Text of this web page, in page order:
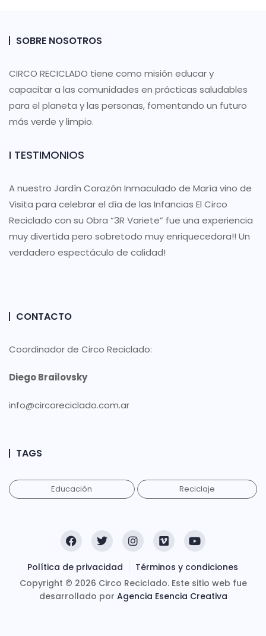
SOBRE NOSOTROS
CIRCO RECICLADO tiene como misión educar y
capacitar a las comunidades en prácticas saludables
para el planeta y las personas, fomentando un futuro
más verde y limpio.
I TESTIMONIOS
A nuestro Jardín Corazón Inmaculado de María vino de
Visita para celebrar el día de las Infancias El Circo
Reciclado con su Obra “3R Variete” fue una experiencia
muy divertida pero sobretodo muy enriquecedora!! Un
verdadero espectáculo de calidad!
CONTACTO
Coordinador de Circo Reciclado:
Diego Brailovsky
info@circoreciclado.com.ar
TAGS
Educación Reciclaje
Política de privacidad
Términos y condiciones
Copyright © 2026 Circo Reciclado. Este sitio web fue
desarrollado por Agencia Esencia Creativa